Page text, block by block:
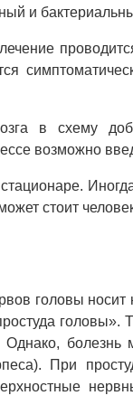
и
в схему
возможно
стоит
головы
головы».
болезнь
При